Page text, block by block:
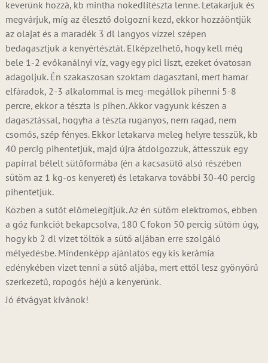
keverünk hozzá, kb mintha nokedlitészta lenne. Letakarjuk és
megvárjuk, míg az élesztő dolgozni kezd, ekkor hozzáöntjük
az olajat és a maradék 3 dl langyos vízzel szépen
bedagasztjuk a kenyértésztát. Elképzelhető, hogy kell még
bele 1-2 evőkanálnyi víz, vagy egy pici liszt, ezeket óvatosan
adagoljuk. Én szakaszosan szoktam dagasztani, mert hamar
elfáradok, 2-3 alkalommal is meg-megállok pihenni 5-8
percre, ekkor a tészta is pihen. Akkor vagyunk készen a
dagasztással, hogyha a tészta ruganyos, nem ragad, nem
csomós, szép fényes. Ekkor letakarva meleg helyre tesszük, kb
40 percig pihentetjük, majd újra átdolgozzuk, áttesszük egy
papírral bélelt sütőformába (én a kacsasütő alsó részében
sütöm az 1 kg-os kenyeret) és letakarva további 30-40 percig
pihentetjük.
Közben a sütőt előmelegítjük. Az én sütőm elektromos, ebben
a gőz funkciót bekapcsolva, 180 C fokon 50 percig sütöm úgy,
hogy kb 2 dl vizet töltök a sütő aljában erre szolgáló
mélyedésbe. Mindenképp ajánlatos egy kis kerámia
edénykében vizet tenni a sütő aljába, mert ettől lesz gyönyörű
szerkezetű, ropogós héjú a kenyerünk.
Jó étvágyat kívánok!